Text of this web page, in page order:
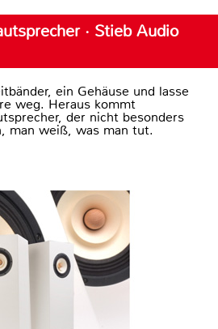
· Stieb Audio
ein Gehäuse und lasse
weg. Heraus kommt
der nicht besonders
man weiß, was man tut.